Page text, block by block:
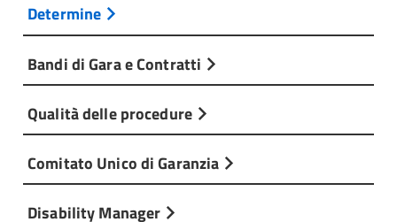
Determine
Bandi di Gara e Contratti
Qualità delle procedure
Comitato Unico di Garanzia
Disability Manager